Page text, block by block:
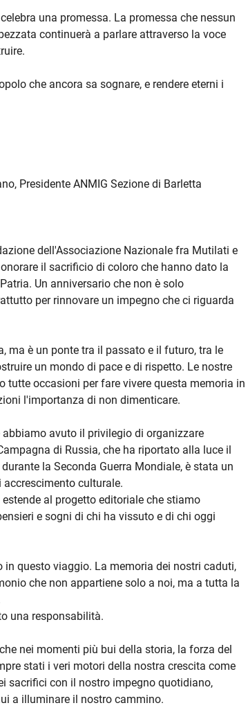
una promessa. La promessa che nessun
continuerà a parlare attraverso la voce
che ancora sa sognare, e rendere eterni i
Presidente ANMIG Sezione di Barletta
dell'Associazione Nazionale fra Mutilati e
il sacrificio di coloro che hanno dato la
Un anniversario che non è solo
per rinnovare un impegno che ci riguarda
ma è un ponte tra il passato e il futuro, tra le
un mondo di pace e di rispetto. Le nostre
tutte occasioni per fare vivere questa memoria in
l'importanza di non dimenticare.
avuto il privilegio di organizzare
di Russia, che ha riportato alla luce il
la Seconda Guerra Mondiale, è stata un
culturale.
al progetto editoriale che stiamo
e sogni di chi ha vissuto e di chi oggi
questo viaggio. La memoria dei nostri caduti,
che non appartiene solo a noi, ma a tutta la
una responsabilità.
nei momenti più bui della storia, la forza del
stati i veri motori della nostra crescita come
sacrifici con il nostro impegno quotidiano,
a illuminare il nostro cammino.